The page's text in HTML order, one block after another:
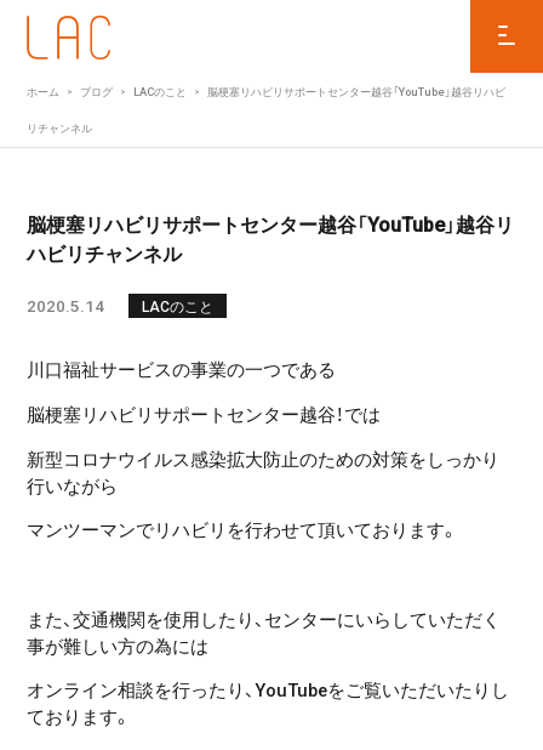
ホーム ブログ LACのこと 脳梗塞リハビリサポートセンター越谷「YouTube」越谷リハビ
リチャンネル
脳梗塞リハビリサポートセンター越谷「YouTube」越谷リ
ハビリチャンネル
2020.5.14 LACのこと
川口福祉サービスの事業の一つである
脳梗塞リハビリサポートセンター越谷！では
新型コロナウイルス感染拡大防止のための対策をしっかり
行いながら
マンツーマンでリハビリを行わせて頂いております。
また、交通機関を使用したり、センターにいらしていただく
事が難しい方の為には
オンライン相談を行ったり、YouTubeをご覧いただいたりし
ております。